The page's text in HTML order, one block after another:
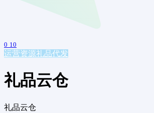
0 10
运营资源礼品代发
礼品云仓
礼品云仓